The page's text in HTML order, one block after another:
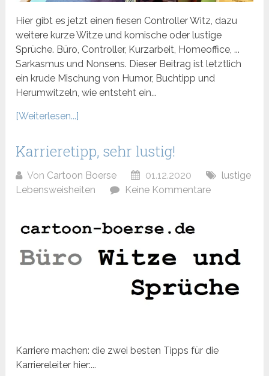
Hier gibt es jetzt einen fiesen Controller Witz, dazu
weitere kurze Witze und komische oder lustige
Sprüche. Büro, Controller, Kurzarbeit, Homeoffice, ...
Sarkasmus und Nonsens. Dieser Beitrag ist letztlich
ein krude Mischung von Humor, Buchtipp und
Herumwitzeln, wie entsteht ein...
[Weiterlesen...]
Karrieretipp, sehr lustig!
Von Cartoon Boerse 01.12.2020
lustige
Lebensweisheiten
Keine Kommentare
Karriere machen: die zwei besten Tipps für die
Karriereleiter hier:...